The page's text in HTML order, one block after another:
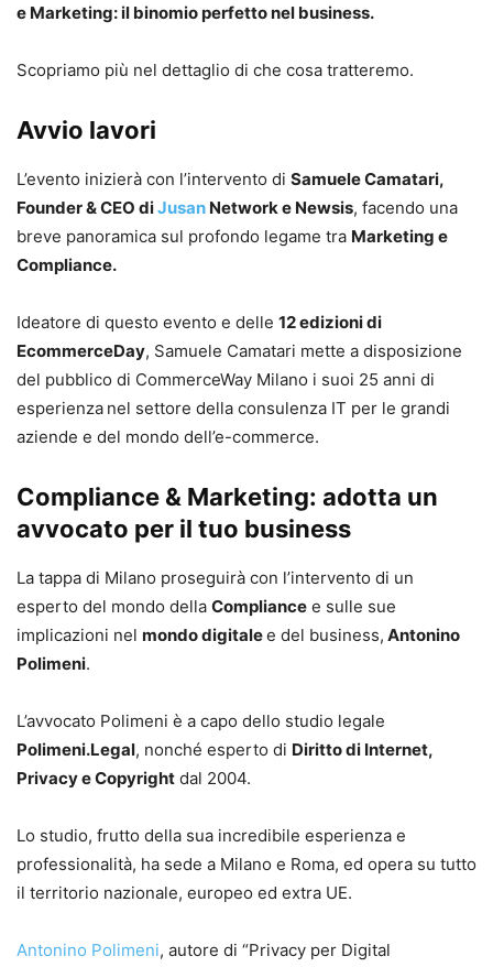
e Marketing: il binomio perfetto nel business.
Scopriamo più nel dettaglio di che cosa tratteremo.
Avvio lavori
L’evento inizierà con l’intervento di Samuele Camatari,
Founder & CEO diJusan Network e Newsis, facendo una
breve panoramica sul profondo legame tra Marketing e
Compliance.
Ideatore di questo evento e delle 12 edizioni di
EcommerceDay, Samuele Camatari mette a disposizione
del pubblico di CommerceWay Milano i suoi 25 anni di
esperienza nel settore della consulenza IT per le grandi
aziende e del mondo dell’e-commerce.
Compliance & Marketing: adotta un
avvocato per il tuo business
La tappa di Milano proseguirà con l’intervento di un
esperto del mondo della Compliance e sulle sue
implicazioni nel mondo digitalee del business, Antonino
Polimeni.
L’avvocato Polimeni è a capo dello studio legale
Polimeni.Legal, nonché esperto di Diritto di Internet,
Privacy e Copyright dal 2004.
Lo studio, frutto della sua incredibile esperienza e
professionalità, ha sede a Milano e Roma, ed opera su tutto
il territorio nazionale, europeo ed extra UE.
Antonino Polimeni, autore di “Privacy per Digital